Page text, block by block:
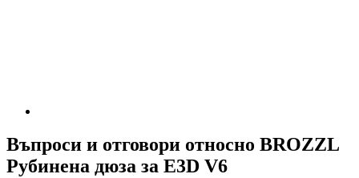
Въпроси и отговори относно BROZZL
Рубинена дюза за E3D V6